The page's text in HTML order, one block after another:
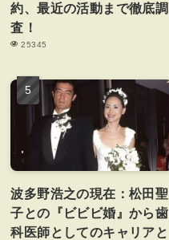
約、最近の活動まで徹底調
査！
25345
波多野浩之の現在：松田聖
子との『ビビビ婚』から歯
科医師としてのキャリアと